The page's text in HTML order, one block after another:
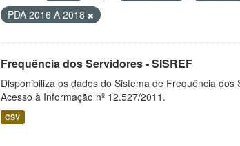
PDA 2016 A 2018
Frequência dos Servidores - SISREF
Disponibiliza os dados do Sistema de Frequência
Acesso à Informação nº 12.527/2011.
CSV